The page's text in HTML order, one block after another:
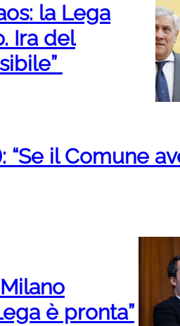
la Lega
Ira del
“Se il Comune
è pronta”